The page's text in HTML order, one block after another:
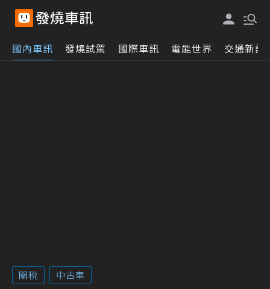
國內車訊 發燒試駕 國際車訊 電能世界 交通新訊
關稅 中古車